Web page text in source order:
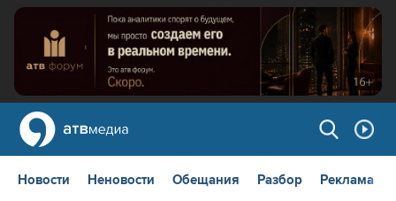
Новости Неновости Обещания Разбор Реклама